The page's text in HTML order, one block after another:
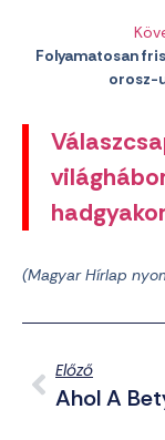
Folyamatosan
orosz-
(Magyar Hírlap
Előző